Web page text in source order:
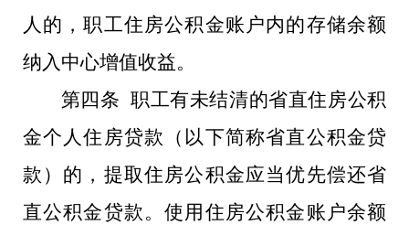
人的，职工住房公积金账户内的存储余额
纳入中心增值收益。
第四条 职工有未结清的省直住房公积
金个人住房贷款（以下简称省直公积金贷
款）的，提取住房公积金应当优先偿还省
直公积金贷款。使用住房公积金账户余额